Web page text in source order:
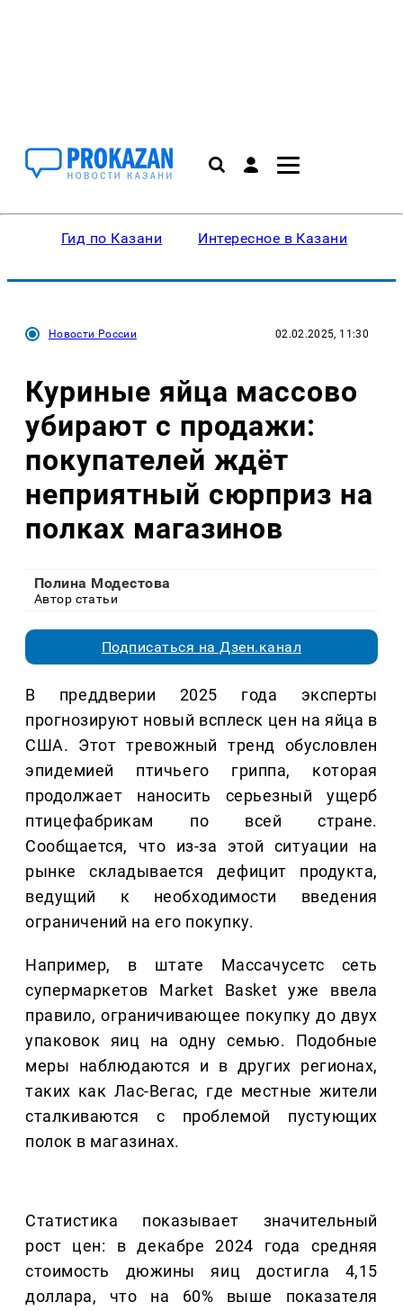
Гид по Казани Интересное в Казани
Новости России 02.02.2025, 11:30
Куриные яйца массово
убирают с продажи:
покупателей ждёт
неприятный сюрприз на
полках магазинов
Полина Модестова
Автор статьи
Подписаться на Дзен.канал
В преддверии 2025 года эксперты
прогнозируют новый всплеск цен на яйца в
США. Этот тревожный тренд обусловлен
эпидемией птичьего гриппа, которая
продолжает наносить серьезный ущерб
птицефабрикам по всей стране.
Сообщается, что из-за этой ситуации на
рынке складывается дефицит продукта,
ведущий к необходимости введения
ограничений на его покупку.
Например, в штате Массачусетс сеть
супермаркетов Market Basket уже ввела
правило, ограничивающее покупку до двух
упаковок яиц на одну семью. Подобные
меры наблюдаются и в других регионах,
таких как Лас-Вегас, где местные жители
сталкиваются с проблемой пустующих
полок в магазинах.
Статистика показывает значительный
рост цен: в декабре 2024 года средняя
стоимость дюжины яиц достигла 4,15
доллара, что на 60% выше показателя